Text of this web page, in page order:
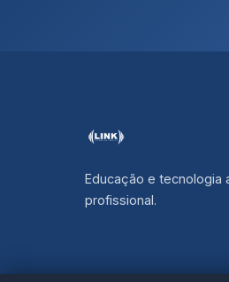
Educação e
profissional.